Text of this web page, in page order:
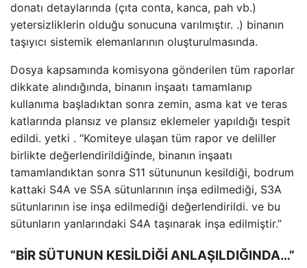
donatı detaylarında (çıta conta, kanca, pah vb.)
yetersizliklerin olduğu sonucuna varılmıştır. .) binanın
taşıyıcı sistemik elemanlarının oluşturulmasında.
Dosya kapsamında komisyona gönderilen tüm raporlar
dikkate alındığında, binanın inşaatı tamamlanıp
kullanıma başladıktan sonra zemin, asma kat ve teras
katlarında plansız ve plansız eklemeler yapıldığı tespit
edildi. yetki . “Komiteye ulaşan tüm rapor ve deliller
birlikte değerlendirildiğinde, binanın inşaatı
tamamlandıktan sonra S11 sütununun kesildiği, bodrum
kattaki S4A ve S5A sütunlarının inşa edilmediği, S3A
sütunlarının ise inşa edilmediği değerlendirildi. ve bu
sütunların yanlarındaki S4A taşınarak inşa edilmiştir.”
“BİR SÜTUNUN KESİLDİĞİ ANLAŞILDIĞINDA…”